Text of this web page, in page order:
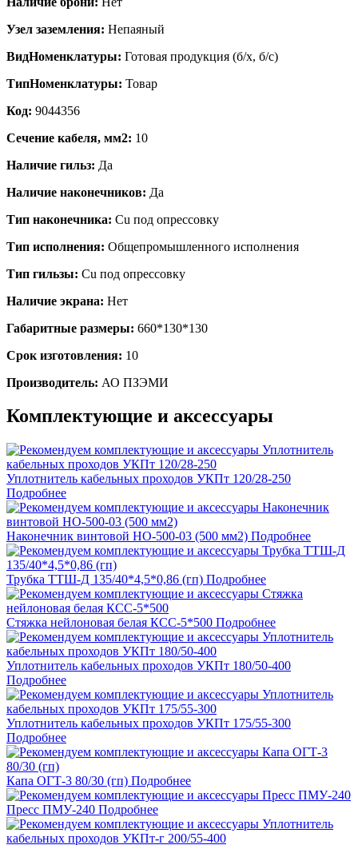
Узел заземления: Непаяный
ВидНоменклатуры: Готовая продукция (б/х, б/с)
ТипНоменклатуры: Товар
Код: 9044356
Сечение кабеля, мм2: 10
Наличие гильз: Да
Наличие наконечников: Да
Тип наконечника: Cu под опрессовку
Тип исполнения: Общепромышленного исполнения
Тип гильзы: Cu под опрессовку
Наличие экрана: Нет
Габаритные размеры: 660*130*130
Срок изготовления: 10
Производитель: АО ПЗЭМИ
Комплектующие и аксессуары
Уплотнитель кабельных проходов УКПт 120/28-250
Подробнее
Наконечник винтовой НО-500-03 (500 мм2) Подробнее
Трубка ТТШ-Д 135/40*4,5*0,86 (гп) Подробнее
Стяжка нейлоновая белая КСС-5*500 Подробнее
Уплотнитель кабельных проходов УКПт 180/50-400
Подробнее
Уплотнитель кабельных проходов УКПт 175/55-300
Подробнее
Капа ОГТ-3 80/30 (гп) Подробнее
Пресс ПМУ-240 Подробнее